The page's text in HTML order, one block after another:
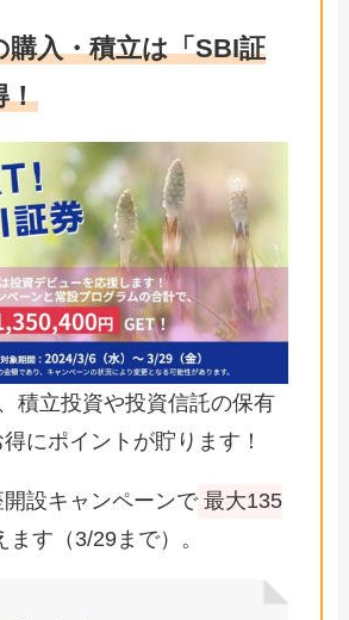
購入・積立は「SBI証
！
積立投資や投資信託の保有
にポイントが貯ります！
設キャンペーンで 最大135
ます（3/29まで）。